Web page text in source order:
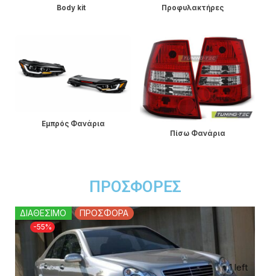
Προφυλακτήρες Σπόιλερ
ΠΡΟΣΦΟΡΈΣ
-55%
ΔΙΑΘΕΣΙΜΟ ΠΡΟΣΦΟΡΑ
1 left